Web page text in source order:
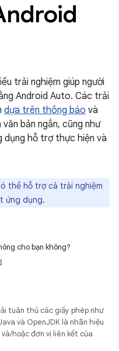
trải nghiệm giúp người
Android Auto. Các trải
dựa trên thông báo và
bản ngắn, cũng như
dụng hỗ trợ thực hiện và
thể hỗ trợ cả trải nghiệm
ứng dụng.
cho bạn không?
tuân thủ các giấy phép như
và OpenJDK là nhãn hiệu
hoặc đơn vị liên kết của